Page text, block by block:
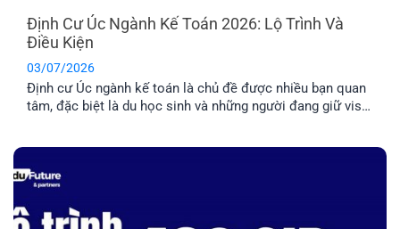
Định Cư Úc Ngành Kế Toán 2026: Lộ Trình Và
Điều Kiện
03/07/2026
Định cư Úc ngành kế toán là chủ đề được nhiều bạn quan
tâm, đặc biệt là du học sinh và những người đang giữ visa